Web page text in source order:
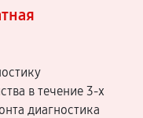
в течение 3-х
диагностика